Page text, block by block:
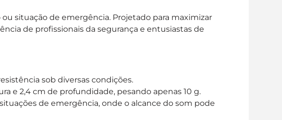
situação de emergência. Projetado para maximizar
de profissionais da segurança e entusiastas de
sob diversas condições.
e 2,4 cm de profundidade, pesando apenas 10 g.
de emergência, onde o alcance do som pode